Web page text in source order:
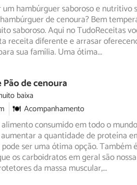
hambúrguer saboroso e nutritivo
de cenoura? Bem
saboroso. Aqui no TudoReceitas
receita diferente e arrasar
sua família. Uma ótima...
Pão de cenoura
baixa
Acompanhamento
consumido em todo o
a quantidade de proteína
ser uma ótima opção. Também
os carboidratos em geral são
da massa muscular,...